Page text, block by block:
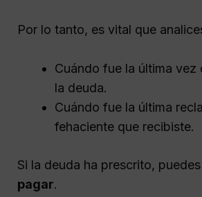
Por lo tanto, es vital que
Cuándo fue la última vez
la deuda.
Cuándo fue la última
fehaciente que recibiste.
Si la deuda ha prescrito, puedes
pagar.